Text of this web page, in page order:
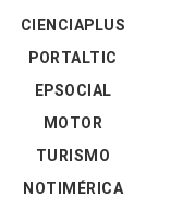
CIENCIAPLUS
PORTALTIC
EPSOCIAL
MOTOR
TURISMO
NOTIMÉRICA